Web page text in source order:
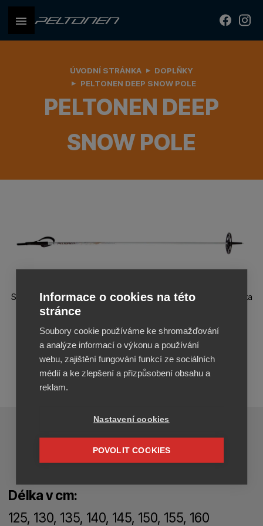
PELTONEN DEEP
SNOW POLE
ÚVODNÍ STRÁNKA
DOPLŇKY
PELTONEN DEEP SNOW POLE
Speciální hůlka k běžkám Peltonen Metsä a Hunter Skin. Hůlka
na běžky je vyztužená uhlíkovými vlákny a upravená pro
použití pro hluboký sníh. Na konci hole je termo rukojeť.
NAJÍT NEJBLIŽŠÍHO PRODEJCE
PARAMETRY
Délka v cm:
125, 130, 135, 140, 145, 150, 155, 160
Informace o cookies na této
stránce
Soubory cookie používáme ke shromažďování
a analýze informací o výkonu a používání
webu, zajištění fungování funkcí ze sociálních
médií a ke zlepšení a přizpůsobení obsahu a
reklam.
Nastavení cookies
POVOLIT COOKIES